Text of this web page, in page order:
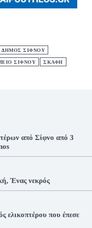
ΔΗΜΟΣ ΣΙΦΝΟΥ
ΣΙΦΝΟΥ ΣΚΑΦΗ
από Σίφνο από 3
Ένας νεκρός
ελικοπτέρου που έπεσε